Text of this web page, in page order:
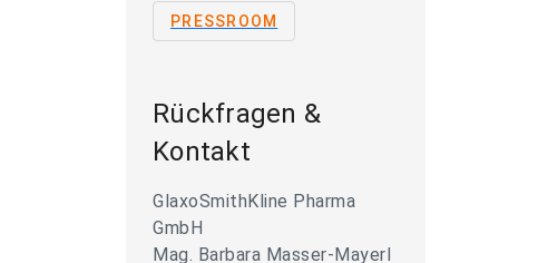
PRESSROOM
Rückfragen &
Kontakt
GlaxoSmithKline Pharma
GmbH
Mag. Barbara Masser-Mayerl